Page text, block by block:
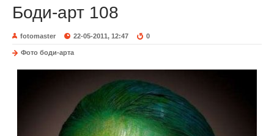
Боди-арт 108
fotomaster 22-05-2011, 12:47 0
Фото боди-арта